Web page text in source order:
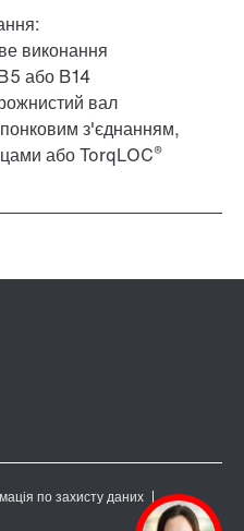
виконання
або B14
вал
з'єднанням,
або TorqLOC®